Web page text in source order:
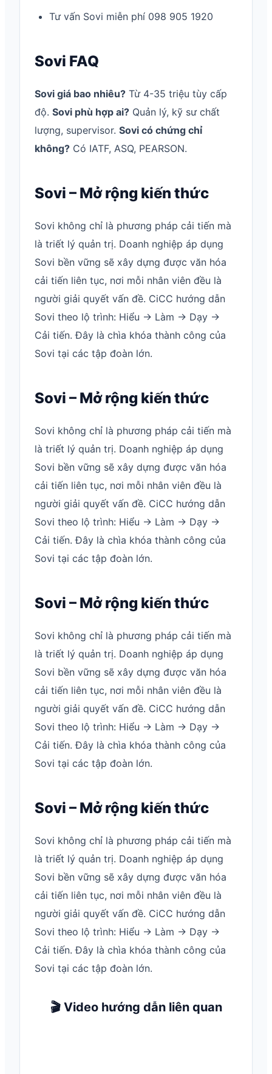
Tư vấn Sovi miễn phí 098 905 1920
Sovi FAQ
Sovi giá bao nhiêu? Từ 4-35 triệu tùy cấp
độ. Sovi phù hợp ai? Quản lý, kỹ sư chất
lượng, supervisor. Sovi có chứng chỉ
không? Có IATF, ASQ, PEARSON.
Sovi – Mở rộng kiến thức
Sovi không chỉ là phương pháp cải tiến mà
là triết lý quản trị. Doanh nghiệp áp dụng
Sovi bền vững sẽ xây dựng được văn hóa
cải tiến liên tục, nơi mỗi nhân viên đều là
người giải quyết vấn đề. CiCC hướng dẫn
Sovi theo lộ trình: Hiểu → Làm → Dạy →
Cải tiến. Đây là chìa khóa thành công của
Sovi tại các tập đoàn lớn.
Sovi – Mở rộng kiến thức
Sovi không chỉ là phương pháp cải tiến mà
là triết lý quản trị. Doanh nghiệp áp dụng
Sovi bền vững sẽ xây dựng được văn hóa
cải tiến liên tục, nơi mỗi nhân viên đều là
người giải quyết vấn đề. CiCC hướng dẫn
Sovi theo lộ trình: Hiểu → Làm → Dạy →
Cải tiến. Đây là chìa khóa thành công của
Sovi tại các tập đoàn lớn.
Sovi – Mở rộng kiến thức
Sovi không chỉ là phương pháp cải tiến mà
là triết lý quản trị. Doanh nghiệp áp dụng
Sovi bền vững sẽ xây dựng được văn hóa
cải tiến liên tục, nơi mỗi nhân viên đều là
người giải quyết vấn đề. CiCC hướng dẫn
Sovi theo lộ trình: Hiểu → Làm → Dạy →
Cải tiến. Đây là chìa khóa thành công của
Sovi tại các tập đoàn lớn.
Sovi – Mở rộng kiến thức
Sovi không chỉ là phương pháp cải tiến mà
là triết lý quản trị. Doanh nghiệp áp dụng
Sovi bền vững sẽ xây dựng được văn hóa
cải tiến liên tục, nơi mỗi nhân viên đều là
người giải quyết vấn đề. CiCC hướng dẫn
Sovi theo lộ trình: Hiểu → Làm → Dạy →
Cải tiến. Đây là chìa khóa thành công của
Sovi tại các tập đoàn lớn.
🎬 Video hướng dẫn liên quan